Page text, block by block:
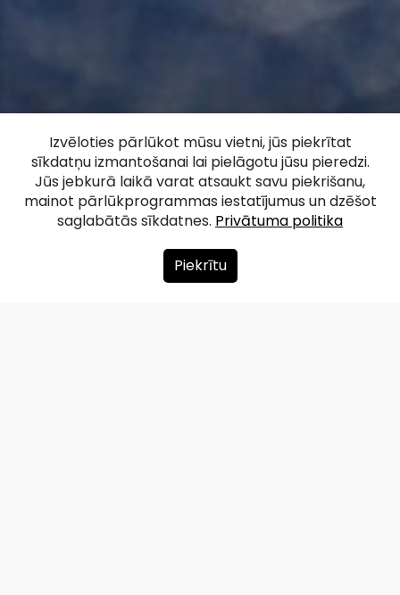
Skaņākalna
dabas parks
Facebook
WhatsApp
XDraugiem
Copy
LinkShare
Izvēloties pārlūkot mūsu vietni, jūs piekrītat
sīkdatņu izmantošanai lai pielāgotu jūsu pieredzi.
Jūs jebkurā laikā varat atsaukt savu piekrišanu,
mainot pārlūkprogrammas iestatījumus un dzēšot
saglabātās sīkdatnes. Privātuma politika
Piekrītu